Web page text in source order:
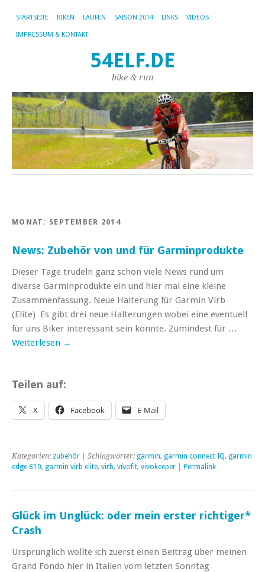
STARTSEITE BIKEN LAUFEN SAISON 2014 LINKS VIDEOS
IMPRESSUM & KONTAKT
54ELF.DE
bike & run
MONAT: SEPTEMBER 2014
News: Zubehör von und für Garminprodukte
Dieser Tage trudeln ganz schön viele News rund um
diverse Garminprodukte ein und hier mal eine kleine
Zusammenfassung. Neue Halterung für Garmin Virb
(Elite) Es gibt drei neue Halterungen wobei eine eventuell
für uns Biker interessant sein könnte. Zumindest für …
Weiterlesen →
Teilen auf:
X Facebook E-Mail
Kategorien: zubehör | Schlagwörter: garmin, garmin connect IQ, garmin
edge 810, garmin virb elite, virb, vívofit, vivokeeper Permalink
Glück im Unglück: oder mein erster richtiger*
Crash
Ursprünglich wollte ich zuerst einen Beitrag über meinen
Grand Fondo hier in Italien vom letzten Sonntag